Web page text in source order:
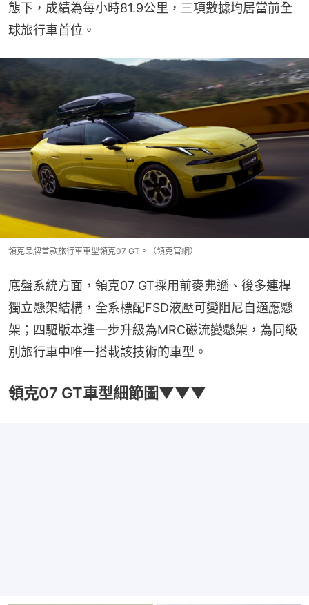
態下，成績為每小時81.9公里，三項數據均居當前全
球旅行車首位。
領克品牌首款旅行車車型領克07 GT。（領克官網）
底盤系統方面，領克07 GT採用前麥弗遜、後多連桿
獨立懸架結構，全系標配FSD液壓可變阻尼自適應懸
架；四驅版本進一步升級為MRC磁流變懸架，為同級
別旅行車中唯一搭載該技術的車型。
領克07 GT車型細節圖▼▼▼